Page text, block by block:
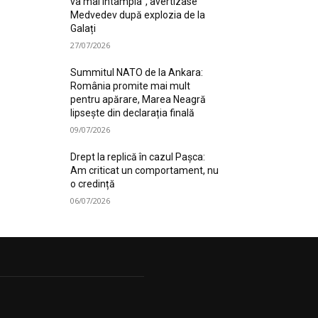
Medvedev după explozia de la
Galați
27/07/2026
Summitul NATO de la Ankara:
România promite mai mult
pentru apărare, Marea Neagră
lipsește din declarația finală
09/07/2026
Drept la replică în cazul Pașca:
Am criticat un comportament, nu
o credință
06/07/2026